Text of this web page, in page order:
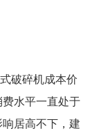
破碎机成本价
水平一直处于
响居高不下，建